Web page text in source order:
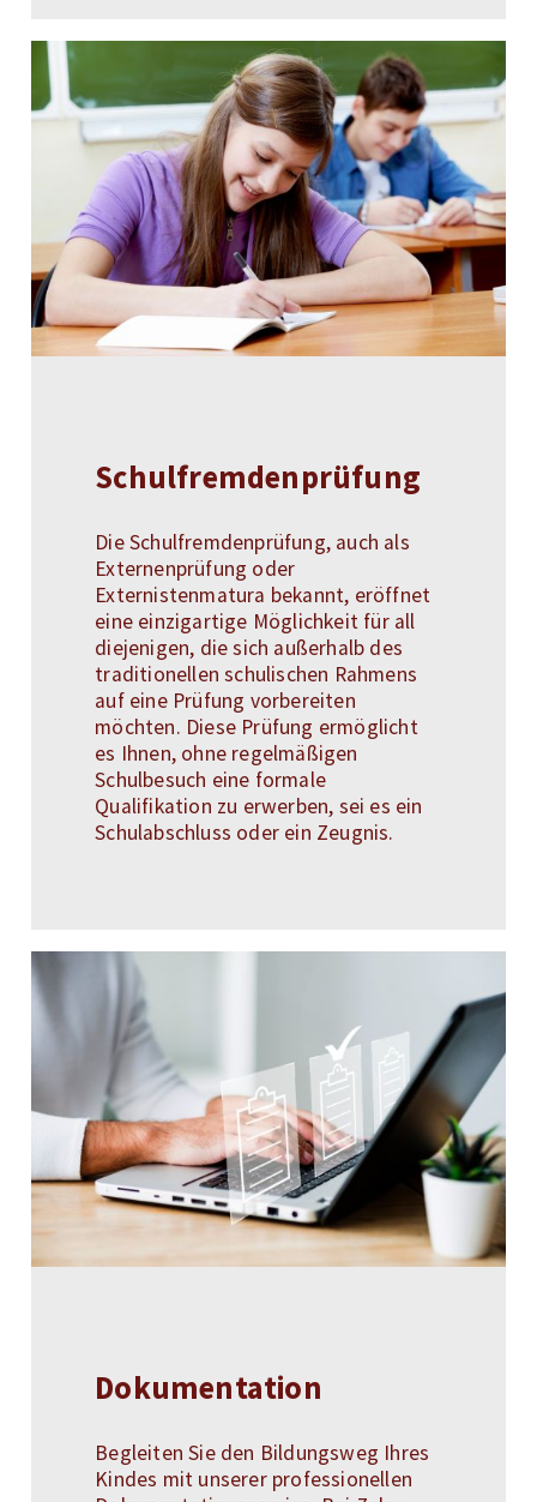
Schulfremdenprüfung
Die Schulfremdenprüfung, auch als
Externenprüfung oder
Externistenmatura bekannt, eröffnet
eine einzigartige Möglichkeit für all
diejenigen, die sich außerhalb des
traditionellen schulischen Rahmens
auf eine Prüfung vorbereiten
möchten. Diese Prüfung ermöglicht
es Ihnen, ohne regelmäßigen
Schulbesuch eine formale
Qualifikation zu erwerben, sei es ein
Schulabschluss oder ein Zeugnis.
Dokumentation
Begleiten Sie den Bildungsweg Ihres
Kindes mit unserer professionellen